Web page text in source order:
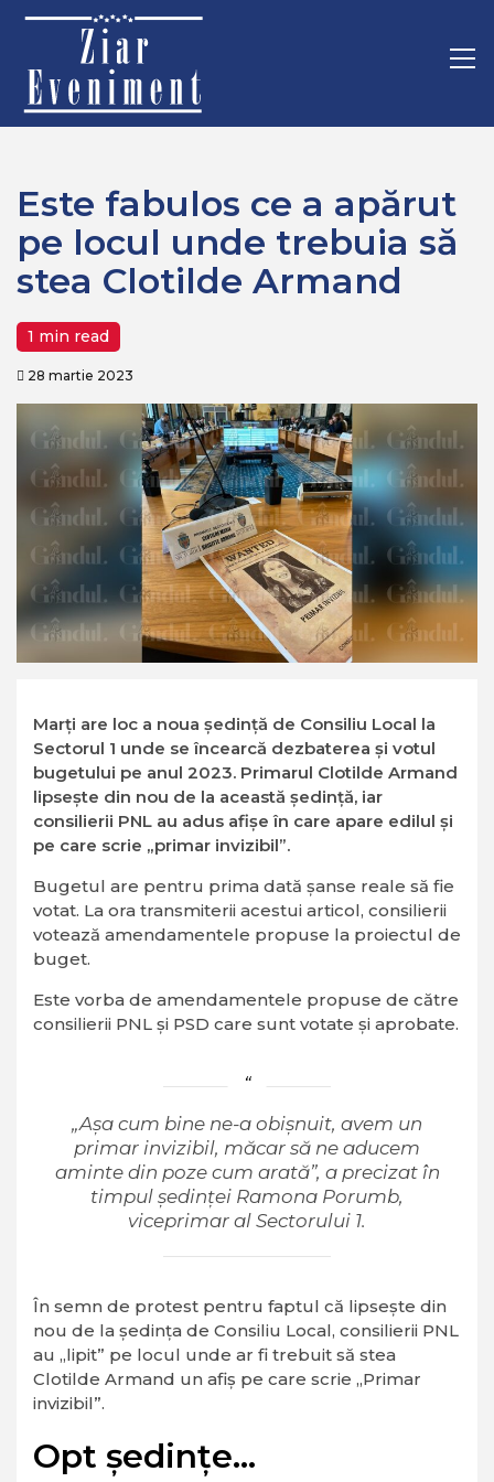
Recomandate
Este fabulos ce a apărut pe locul unde trebuia să stea
Clotilde Armand
Este fabulos ce a apărut
pe locul unde trebuia să
stea Clotilde Armand
1 min read
28 martie 2023
Marți are loc a noua ședință de Consiliu Local la
Sectorul 1 unde se încearcă dezbaterea și votul
bugetului pe anul 2023. Primarul Clotilde Armand
lipsește din nou de la această ședință, iar
consilierii PNL au adus afișe în care apare edilul și
pe care scrie „primar invizibil”.
Bugetul are pentru prima dată șanse reale să fie
votat. La ora transmiterii acestui articol, consilierii
votează amendamentele propuse la proiectul de
buget.
Este vorba de amendamentele propuse de către
consilierii PNL și PSD care sunt votate și aprobate.
„Așa cum bine ne-a obișnuit, avem un
primar invizibil, măcar să ne aducem
aminte din poze cum arată”, a precizat în
timpul ședinței Ramona Porumb,
viceprimar al Sectorului 1.
În semn de protest pentru faptul că lipsește din
nou de la ședința de Consiliu Local, consilierii PNL
au „lipit” pe locul unde ar fi trebuit să stea
Clotilde Armand un afiș pe care scrie „Primar
invizibil”.
Opt ședințe…